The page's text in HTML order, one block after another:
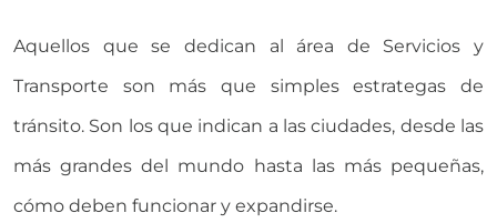
Aquellos que se dedican al área de Servicios y
Transporte son más que simples estrategas de
tránsito. Son los que indican a las ciudades, desde las
más grandes del mundo hasta las más pequeñas,
cómo deben funcionar y expandirse.